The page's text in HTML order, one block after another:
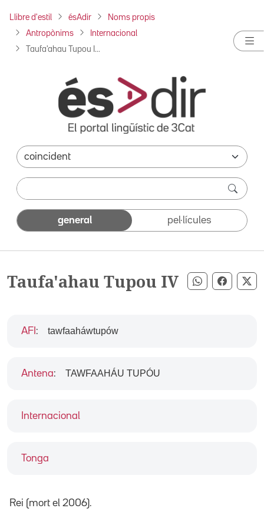
Llibre d'estil ésAdir Noms propis
Antropònims Internacional
Taufa'ahau Tupou I...
general pel·lícules
Taufa'ahau Tupou IV Compartir
Internacional
Tonga
AFI : tawfaaháwtupów
Antena: TAWFAAHÁU TUPÓU
Rei (mort el 2006).